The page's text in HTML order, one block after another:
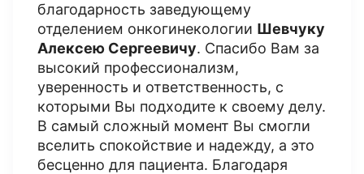
благодарность заведующему
отделением онкогинекологии Шевчуку
Алексею Сергеевичу. Спасибо Вам за
высокий профессионализм,
уверенность и ответственность, с
которыми Вы подходите к своему делу.
В самый сложный момент Вы смогли
вселить спокойствие и надежду, а это
бесценно для пациента. Благодаря